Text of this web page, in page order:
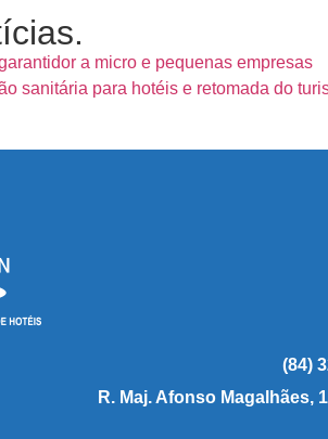
a micro e pequenas empresas
sanitária para hotéis e retomada do
(84)
R. Maj. Afonso Magalhães,